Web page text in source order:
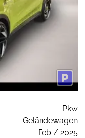
Pkw
Geländewagen
Feb / 2025